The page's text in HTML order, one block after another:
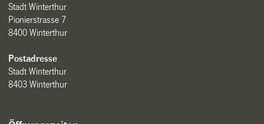
Stadt Winterthur
Pionierstrasse 7
8400 Winterthur
Postadresse
Stadt Winterthur
8403 Winterthur